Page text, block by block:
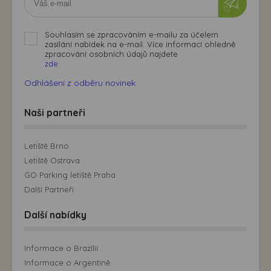
Souhlasím se zpracováním e-mailu za účelem
zasílání nabídek na e-mail. Více informací ohledně
zpracování osobních údajů najdete
zde.
Odhlášení z odběru novinek
Naši partneři
Letiště Brno
Letiště Ostrava
GO Parking letiště Praha
Další Partneři
Další nabídky
Informace o Brazílii
Informace o Argentině